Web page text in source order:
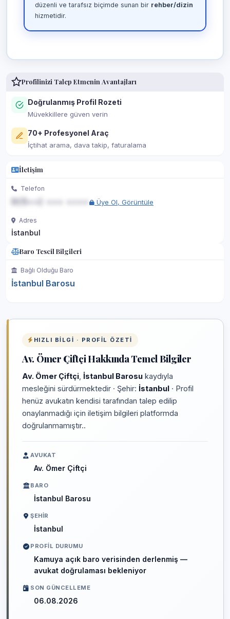
düzenli ve tarafsız biçimde sunan bir rehber/dizin
hizmetidir.
Profilinizi Talep Etmenin Avantajları
Doğrulanmış Profil Rozeti
Müvekkillere güven verin
70+ Profesyonel Araç
İçtihat arama, dava takip, faturalama
İletişim
Telefon
Üye Ol, Görüntüle
Adres
İstanbul
Baro Tescil Bilgileri
Bağlı Olduğu Baro
İstanbul Barosu
HIZLI BILGI · PROFIL ÖZETI
Av. Ömer Çiftçi Hakkında Temel Bilgiler
Av. Ömer Çiftçi İstanbul Barosu kaydıyla
mesleğini sürdürmektedir · Şehir: İstanbul · Profil
henüz avukatın kendisi tarafından talep edilip
onaylanmadığı için iletişim bilgileri platformda
doğrulanmamıştır..
AVUKAT
Av. Ömer Çiftçi
BARO
İstanbul Barosu
ŞEHIR
İstanbul
PROFIL DURUMU
Kamuya açık baro verisinden derlenmiş —
avukat doğrulaması bekleniyor
SON GÜNCELLEME
06.08.2026